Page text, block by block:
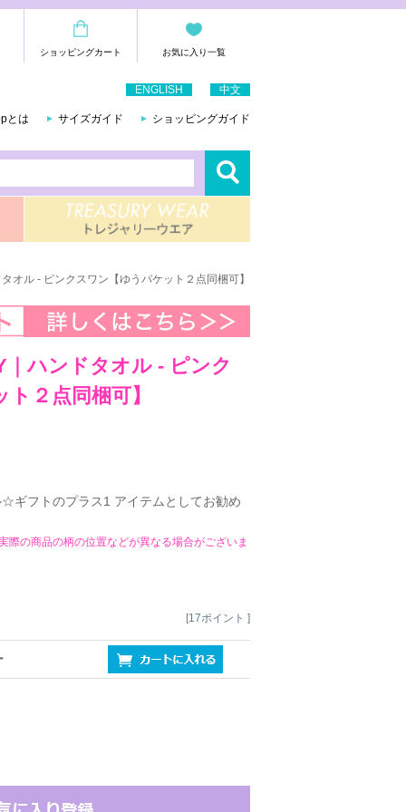
ショッピングカート お気に入り一覧
ENGLISH 中文
とは サイズガイド ショッピングガイド
オル - ピンクスワン【ゆうパケット２点同梱可】
｜ハンドタオル - ピンク
２点同梱可】
ギフトのプラス1 アイテムとしてお勧め
の商品の柄の位置などが異なる場合がございま
[17ポイント ]